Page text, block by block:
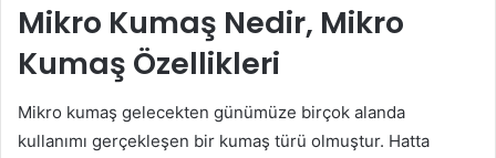
Mikro Kumaş Nedir, Mikro
Kumaş Özellikleri
Mikro kumaş gelecekten günümüze birçok alanda
kullanımı gerçekleşen bir kumaş türü olmuştur. Hatta